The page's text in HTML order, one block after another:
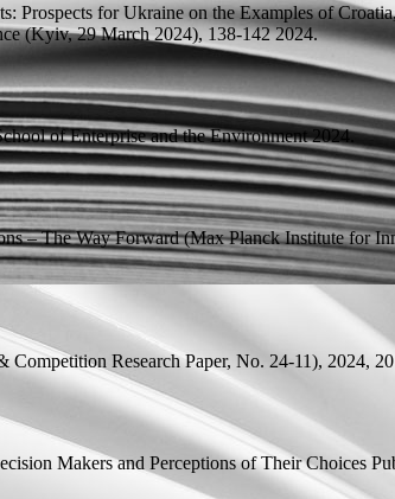
Prospects for Ukraine on the Examples of
(Kyiv, 29 March 2024), 138-142 2024.
of Enterprise and the Environment2024.
– The Way Forward(Max Planck Institute for
Research Paper, No. 24-11), 2024, 20
Makers and Perceptions of Their Choices